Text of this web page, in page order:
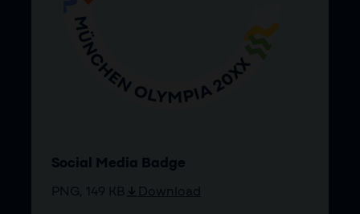
Social Media Badge
PNG, 149 KB Download